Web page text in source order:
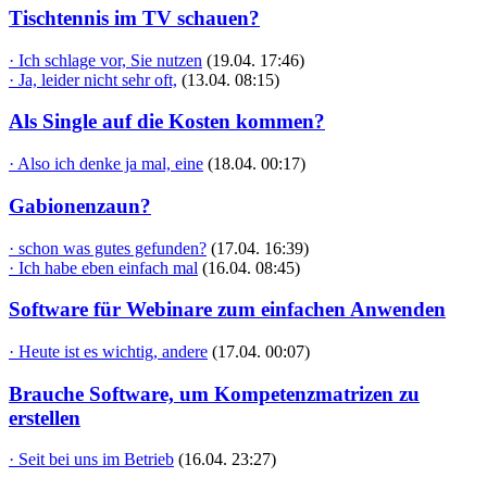
Tischtennis im TV schauen?
· Ich schlage vor, Sie nutzen (19.04. 17:46)
· Ja, leider nicht sehr oft, (13.04. 08:15)
Als Single auf die Kosten kommen?
· Also ich denke ja mal, eine (18.04. 00:17)
Gabionenzaun?
· schon was gutes gefunden? (17.04. 16:39)
· Ich habe eben einfach mal (16.04. 08:45)
Software für Webinare zum einfachen Anwenden
· Heute ist es wichtig, andere (17.04. 00:07)
Brauche Software, um Kompetenzmatrizen zu
erstellen
· Seit bei uns im Betrieb (16.04. 23:27)